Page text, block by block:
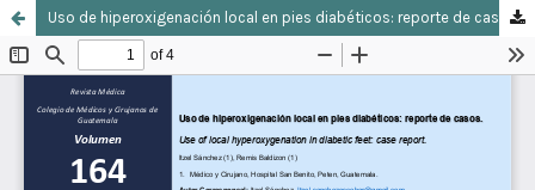
Uso de hiperoxigenación local en pies diabéticos: reporte de casos